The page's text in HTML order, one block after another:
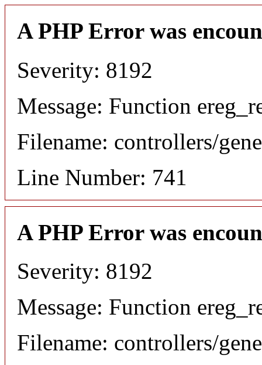
A PHP Error was
Severity: 8192
Message: Function
Filename: controllers/
Line Number: 741
A PHP Error was
Severity: 8192
Message: Function
Filename: controllers/